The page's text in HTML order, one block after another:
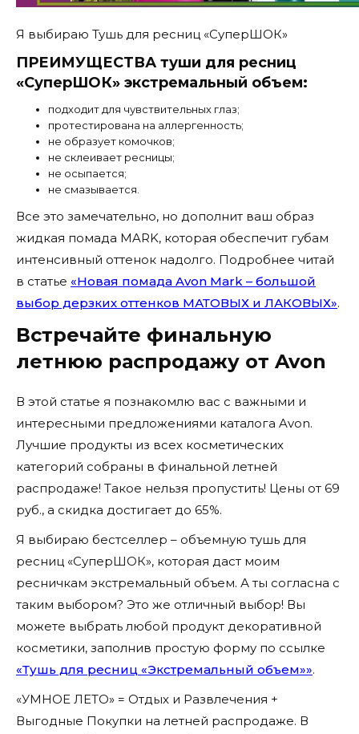
Я выбираю Тушь для ресниц «СуперШОК»
ПРЕИМУЩЕСТВА туши для ресниц
«СуперШОК» экстремальный объем:
подходит для чувствительных глаз;
протестирована на аллергенность;
не образует комочков;
не склеивает ресницы;
не осыпается;
не смазывается.
Все это замечательно, но дополнит ваш образ
жидкая помада MARK, которая обеспечит губам
интенсивный оттенок надолго. Подробнее читай
в статье «Новая помада Avon Mark – большой
выбор дерзких оттенков МАТОВЫХ и ЛАКОВЫХ».
Встречайте финальную
летнюю распродажу от Avon
В этой статье я познакомлю вас с важными и
интересными предложениями каталога Avon.
Лучшие продукты из всех косметических
категорий собраны в финальной летней
распродаже! Такое нельзя пропустить! Цены от 69
руб., а скидка достигает до 65%.
Я выбираю бестселлер – объемную тушь для
ресниц «СуперШОК», которая даст моим
ресничкам экстремальный объем. А ты согласна с
таким выбором? Это же отличный выбор! Вы
можете выбрать любой продукт декоративной
косметики, заполнив простую форму по ссылке
«Тушь для ресниц «Экстремальный объем»».
«УМНОЕ ЛЕТО» = Отдых и Развлечения +
Выгодные Покупки на летней распродаже. В